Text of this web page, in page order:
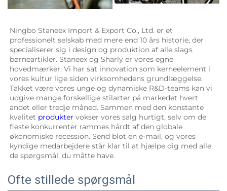
Ningbo Staneex Import & Export Co., Ltd. er et
professionelt selskab med mere end 10 års historie, der
specialiserer sig i design og produktion af alle slags
børneartikler. Staneex og Sharly er vores egne
hovedmærker. Vi har sat innovation som kerneelement i
vores kultur lige siden virksomhedens grundlæggelse.
Takket være vores unge og dynamiske R&D-teams kan vi
udgive mange forskellige stilarter på markedet hvert
andet eller tredje måned. Sammen med den konstante
kvalitet produkter vokser vores salg hurtigt, selv om de
fleste konkurrenter rammes hårdt af den globale
økonomiske recession. Send blot en e-mail, og vores
kyndige medarbejdere står klar til at hjælpe dig med alle
de spørgsmål, du måtte have.
Ofte stillede spørgsmål